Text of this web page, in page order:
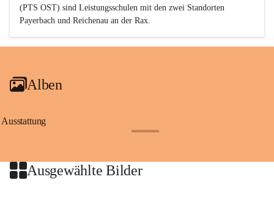
(PTS OST) sind Leistungsschulen mit den zwei Standorten
Payerbach und Reichenau an der Rax.
Alben
Ausstattung
Ausgewählte Bilder